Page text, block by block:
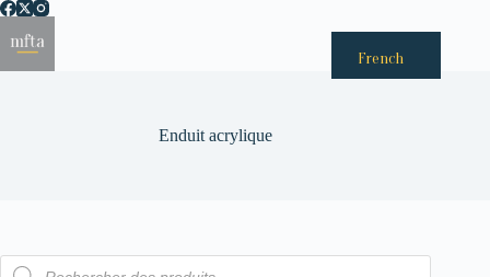
Passer
contenu
Enduit acrylique
Recherche
French